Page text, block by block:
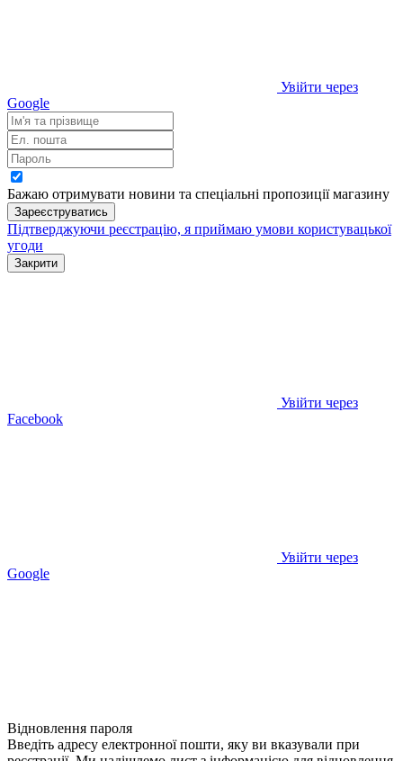
Увійти через
Google
Бажаю отримувати новини та спеціальні пропозиціїмагазину
Зареєструватись
Підтверджуючи реєстрацію, я приймаю умови користувацької
угоди
Закрити
Увійти через
Facebook
Увійти через
Google
Відновлення пароля
Введіть адресу електронної пошти, яку ви вказували при